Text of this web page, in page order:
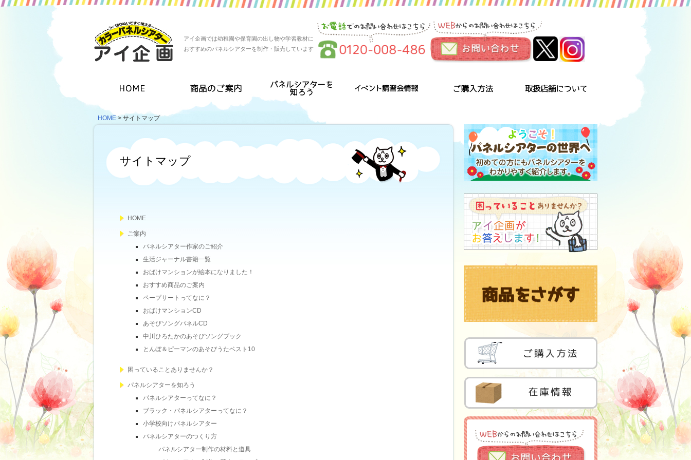
アイ企画では幼稚園や保育園の出し物や学習教材に
おすすめのパネルシアターを制作・販売しています
HOME > サイトマップ
サイトマップ
HOME
ご案内
パネルシアター作家のご紹介
生活ジャーナル書籍一覧
おばけマンションが絵本になりました！
おすすめ商品のご案内
ペープサートってなに？
おばけマンションCD
あそびソングパネルCD
中川ひろたかのあそびソングブック
とんぼ＆ピーマンのあそびうたベスト10
困っていることありませんか？
パネルシアターを知ろう
パネルシアターってなに？
ブラック・パネルシアターってなに？
小学校向けパネルシアター
パネルシアターのつくり方
パネルシアター制作の材料と道具